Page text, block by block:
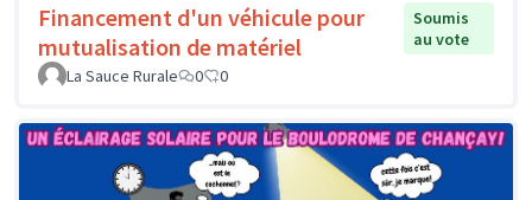
Financement d'un véhicule pour
mutualisation de matériel
Soumis
au vote
La Sauce Rurale
0 0